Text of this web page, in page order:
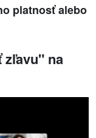
platnosť alebo
zľavu" na